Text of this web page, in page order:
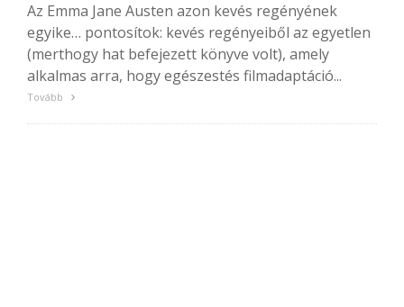
Az Emma Jane Austen azon kevés regényének
egyike… pontosítok: kevés regényeiből az egyetlen
(merthogy hat befejezett könyve volt), amely
alkalmas arra, hogy egészestés filmadaptáció...
Tovább